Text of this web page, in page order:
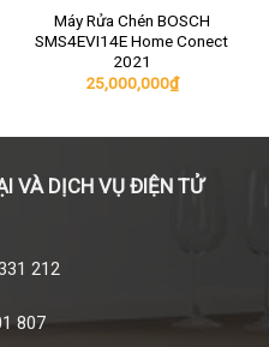
Máy Rửa Chén BOSCH
SMS4EVI14E Home Conect
2021
25,000,000₫
VÀ DỊCH VỤ ĐIỆN TỬ
212
807